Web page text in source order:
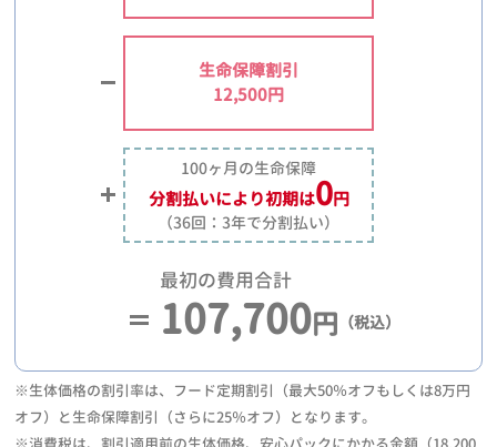
生命保障割引
12,500円
100ヶ月の生命保障
分割払いにより初期は0円
（36回：3年で分割払い）
最初の費用合計
107,700円 （税込）
※生体価格の割引率は、フード定期割引（最大50％オフもしくは8万円
オフ）と生命保障割引（さらに25％オフ）となります。